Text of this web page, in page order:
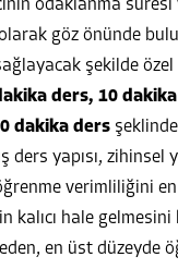
odaklanma süresi
göz önünde
şekilde özel
ders, 10 dakika
dakika ders
ders yapısı, zihinsel
verimliliğini
kalıcı hale
en üst düzeyde